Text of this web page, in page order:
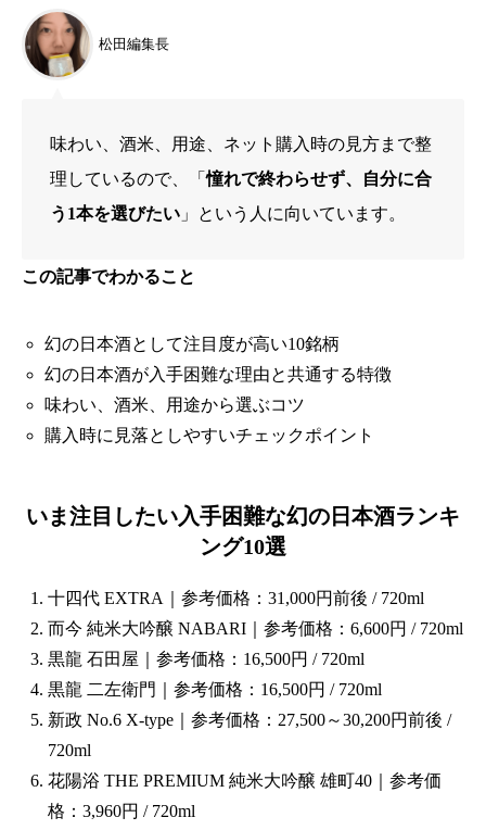
松田編集長
味わい、酒米、用途、ネット購入時の見方まで整
理しているので、「憧れで終わらせず、自分に合
う1本を選びたい」という人に向いています。
この記事でわかること
幻の日本酒として注目度が高い10銘柄
幻の日本酒が入手困難な理由と共通する特徴
味わい、酒米、用途から選ぶコツ
購入時に見落としやすいチェックポイント
いま注目したい入手困難な幻の日本酒ランキ
ング10選
十四代 EXTRA｜参考価格：31,000円前後 / 720ml
而今 純米大吟醸 NABARI｜参考価格：6,600円 / 720ml
黒龍 石田屋｜参考価格：16,500円 / 720ml
黒龍 二左衛門｜参考価格：16,500円 / 720ml
新政 No.6 X-type｜参考価格：27,500～30,200円前後 /
720ml
花陽浴 THE PREMIUM 純米大吟醸 雄町40｜参考価
格：3,960円 / 720ml